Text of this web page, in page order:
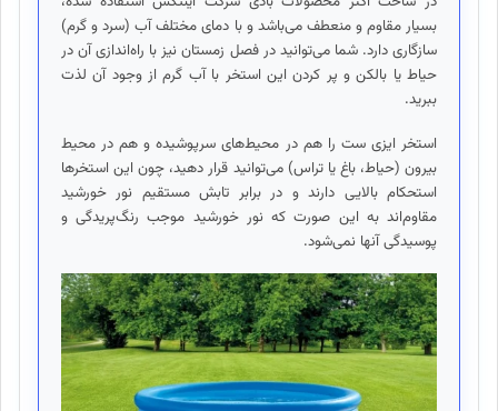
بسیار مقاوم و منعطف می‌باشد و با دمای مختلف آب (سرد و گرم)
سازگاری دارد. شما می‌توانید در فصل زمستان نیز با راه‌اندازی آن در
حیاط یا بالکن و پر کردن این استخر با آب گرم از وجود آن لذت
ببرید.
استخر ایزی ست را هم در محیط‌های سرپوشیده و هم در محیط
بیرون (حیاط، باغ یا تراس) می‌توانید قرار دهید، چون این استخرها
استحکام بالایی دارند و در برابر تابش مستقیم نور خورشید
مقاوم‌اند به این صورت که نور خورشید موجب رنگ‌پریدگی و
پوسیدگی آنها نمی‌شود.